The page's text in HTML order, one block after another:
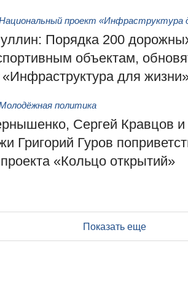
проект «Инфраструктура
Порядка 200
объектам,
«Инфраструктура для
политика
Сергей Кравцов и
Григорий Гуров
«Кольцо открытий»
Показать еще